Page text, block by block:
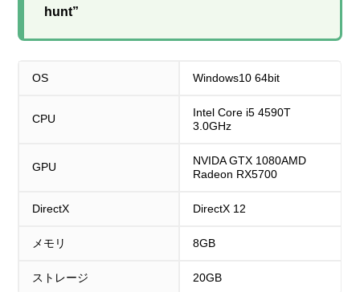
hunt”
OS Windows10 64bit
CPU
Intel Core i5 4590T
3.0GHz
GPU
NVIDA GTX 1080AMD
Radeon RX5700
DirectX DirectX 12
メモリ 8GB
ストレージ 20GB